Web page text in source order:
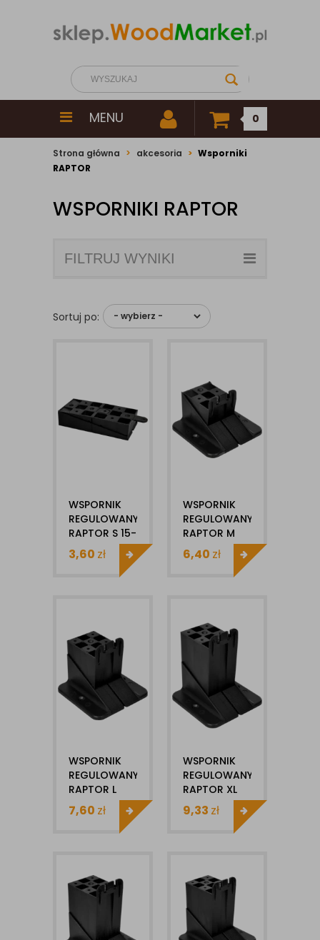
MENU 0
Strona główna akcesoria
Wsporniki
RAPTOR
WSPORNIKI RAPTOR
FILTRUJ WYNIKI
Sortuj po:
WSPORNIK
REGULOWANY
RAPTOR S 15-
35MM DDR-S
3,60 zł
WSPORNIK
REGULOWANY
RAPTOR M
35-65MM
DDR-M
6,40 zł
WSPORNIK
REGULOWANY
RAPTOR L
65-95MM
DDR-L
7,60 zł
WSPORNIK
REGULOWANY
RAPTOR XL
95-125MM
DDR -XL
9,33 zł